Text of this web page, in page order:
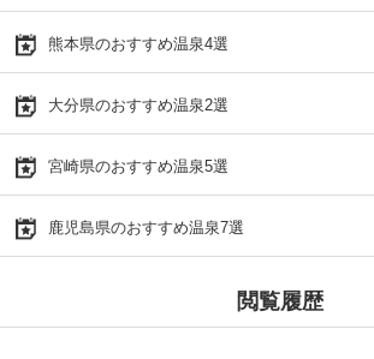
熊本県のおすすめ温泉4選
大分県のおすすめ温泉2選
宮崎県のおすすめ温泉5選
鹿児島県のおすすめ温泉7選
閲覧履歴